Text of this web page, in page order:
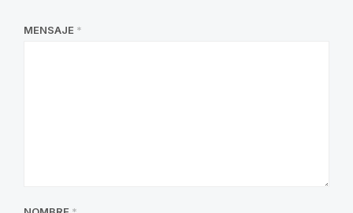
MENSAJE *